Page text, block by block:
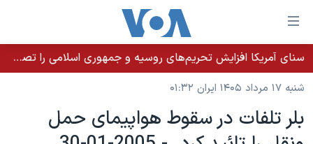
لینکهای
قابل
دسترسی
جهش
محتوای
خانه
نسخه سبک وب‌سایت
موضوع ها
سنای آمریکا افزایش تحریم‌های روسیه و جمهوری اسلامی را تصویب کرد؛ زلنسکی از این اقدام تشکر کرد
شنبه ۱۷ مرداد ۱۴۰۵ ایران ۰۱:۳۲
بلر تلفات در سقوط هواپيمای حمل